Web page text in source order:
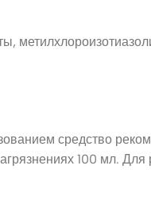
средство
100 мл. Для